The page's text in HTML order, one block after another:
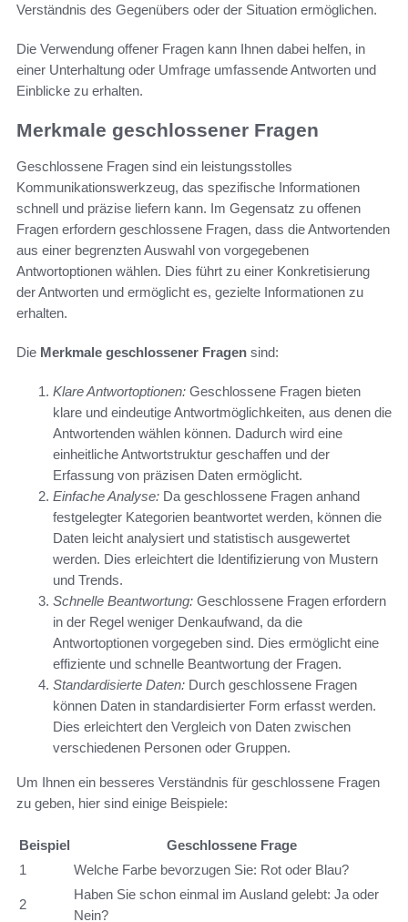
Verständnis des Gegenübers oder der Situation ermöglichen.
Die Verwendung offener Fragen kann Ihnen dabei helfen, in
einer Unterhaltung oder Umfrage umfassende Antworten und
Einblicke zu erhalten.
Merkmale geschlossener Fragen
Geschlossene Fragen sind ein leistungsstolles
Kommunikationswerkzeug, das spezifische Informationen
schnell und präzise liefern kann. Im Gegensatz zu offenen
Fragen erfordern geschlossene Fragen, dass die Antwortenden
aus einer begrenzten Auswahl von vorgegebenen
Antwortoptionen wählen. Dies führt zu einer Konkretisierung
der Antworten und ermöglicht es, gezielte Informationen zu
erhalten.
Die Merkmale geschlossener Fragen sind:
Klare Antwortoptionen: Geschlossene Fragen bieten
klare und eindeutige Antwortmöglichkeiten, aus denen die
Antwortenden wählen können. Dadurch wird eine
einheitliche Antwortstruktur geschaffen und der
Erfassung von präzisen Daten ermöglicht.
Einfache Analyse: Da geschlossene Fragen anhand
festgelegter Kategorien beantwortet werden, können die
Daten leicht analysiert und statistisch ausgewertet
werden. Dies erleichtert die Identifizierung von Mustern
und Trends.
Schnelle Beantwortung: Geschlossene Fragen erfordern
in der Regel weniger Denkaufwand, da die
Antwortoptionen vorgegeben sind. Dies ermöglicht eine
effiziente und schnelle Beantwortung der Fragen.
Standardisierte Daten: Durch geschlossene Fragen
können Daten in standardisierter Form erfasst werden.
Dies erleichtert den Vergleich von Daten zwischen
verschiedenen Personen oder Gruppen.
Um Ihnen ein besseres Verständnis für geschlossene Fragen
zu geben, hier sind einige Beispiele:
Beispiel
Geschlossene Frage
1
Welche Farbe bevorzugen Sie: Rot oder Blau?
2
Haben Sie schon einmal im Ausland gelebt: Ja oder
Nein?